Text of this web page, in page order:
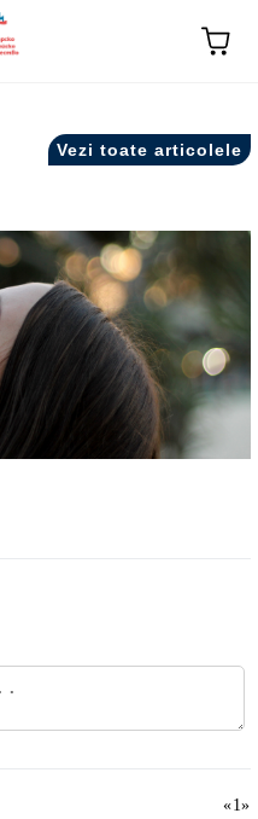
Vezi toate articolele
«1»